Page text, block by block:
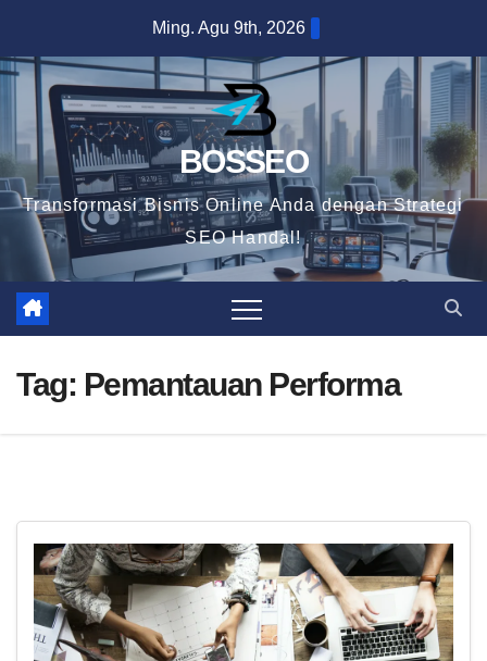
content
Ming. Agu 9th, 2026
BOSSEO
Transformasi Bisnis Online Anda dengan Strategi
SEO Handal!
Tag: Pemantauan Performa